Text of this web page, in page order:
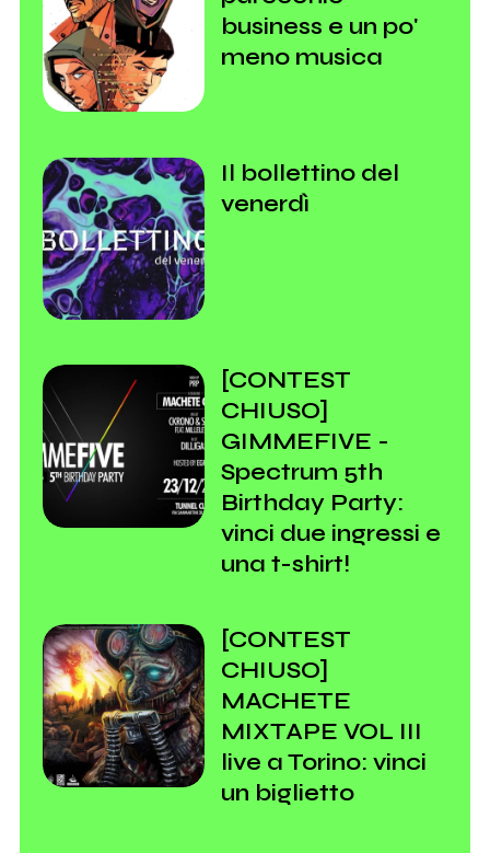
business e un po'
meno musica
Il bollettino del
venerdì
[CONTEST
CHIUSO]
GIMMEFIVE -
Spectrum 5th
Birthday Party:
vinci due ingressi e
una t-shirt!
[CONTEST
CHIUSO]
MACHETE
MIXTAPE VOL III
live a Torino: vinci
un biglietto